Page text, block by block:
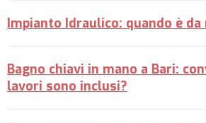
Impianto Idraulico: quando è
Bagno chiavi in mano a Bari:
lavori sono inclusi?